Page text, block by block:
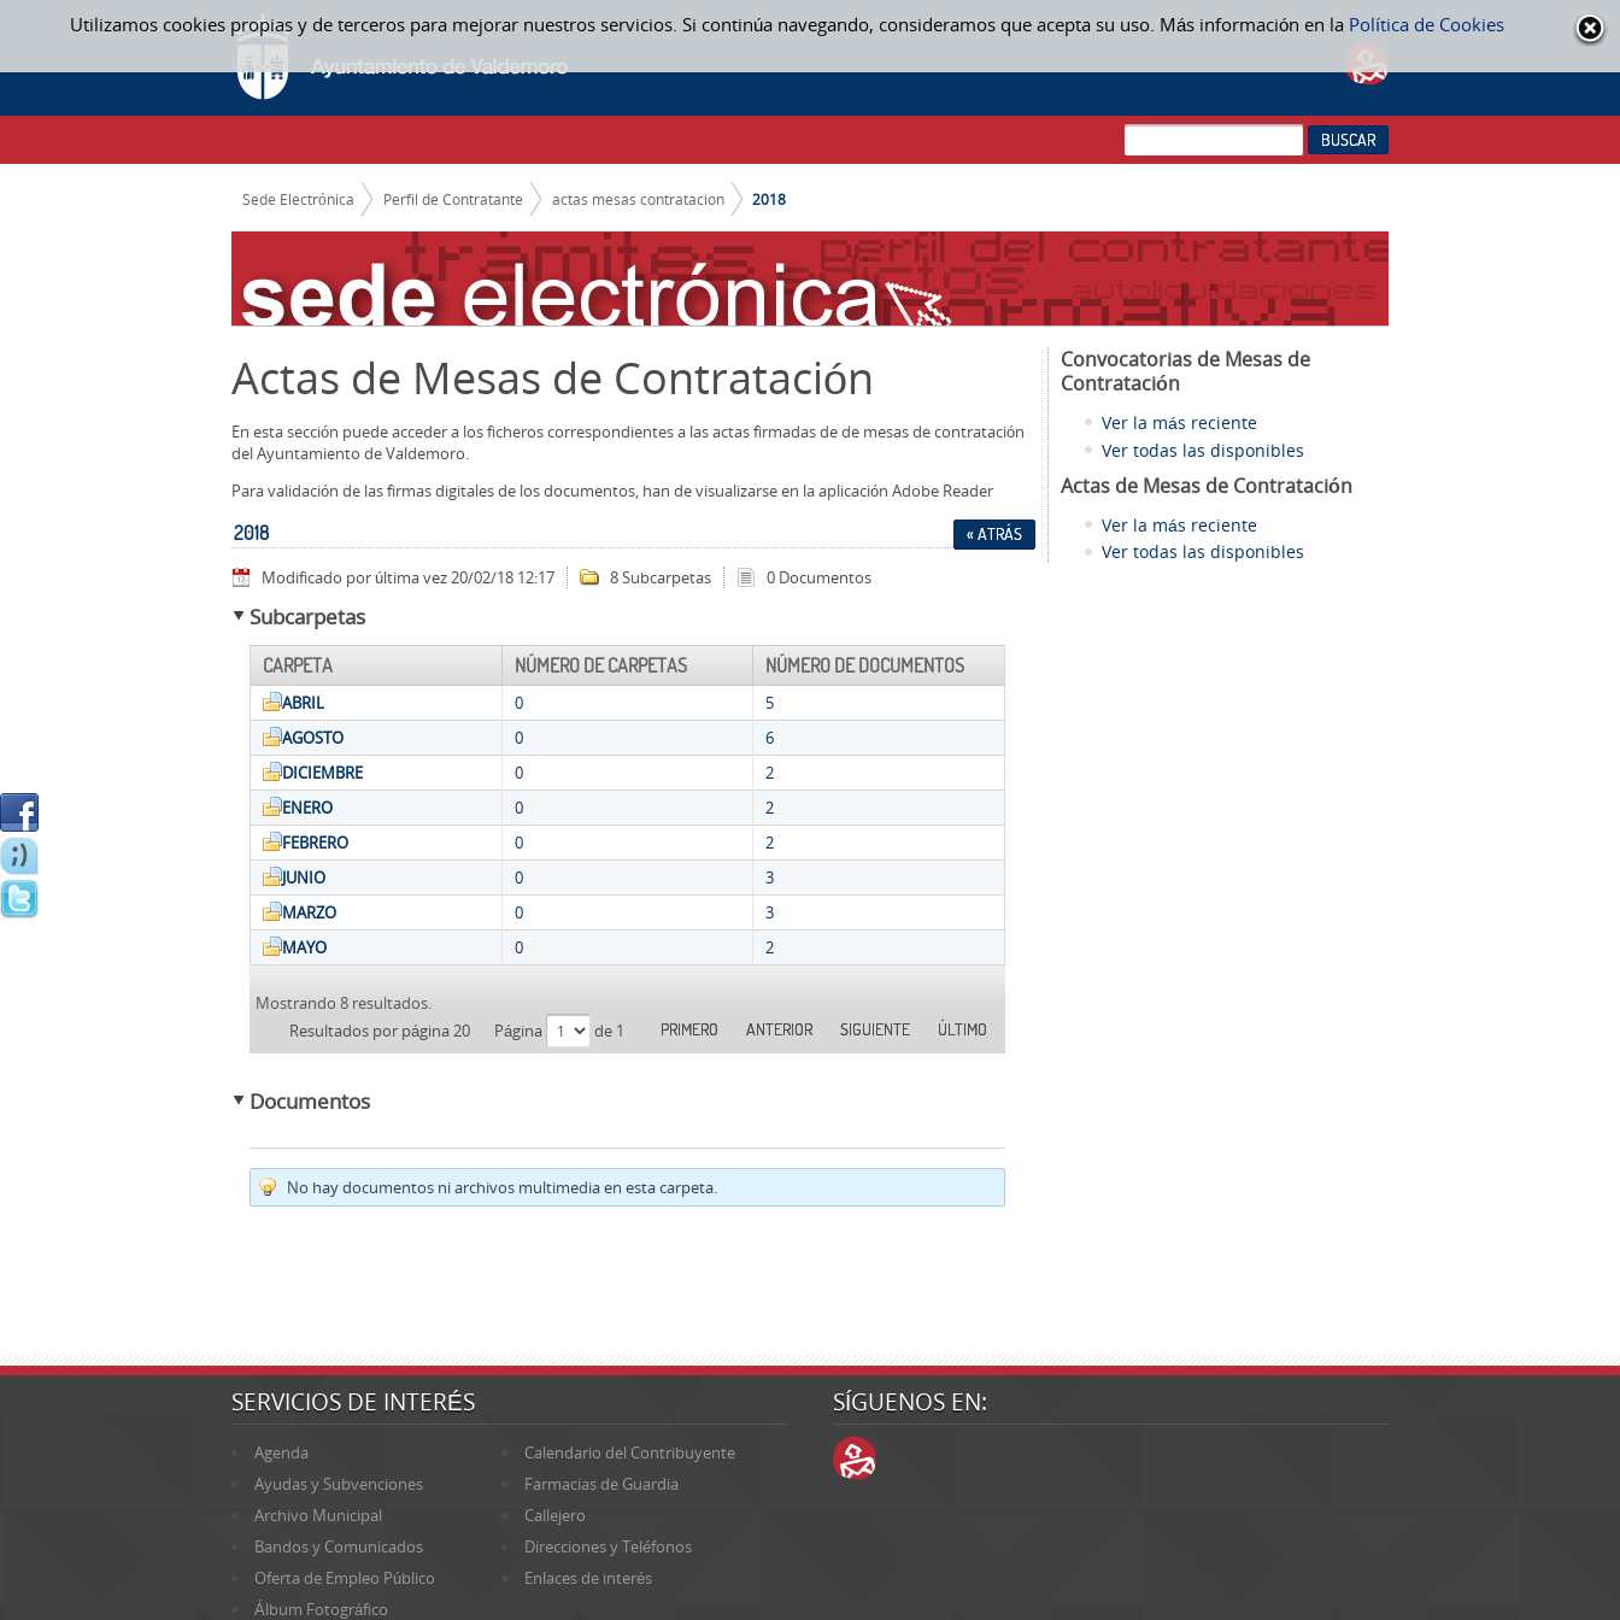
Utilizamos cookies propias y de terceros para mejorar nuestros servicios. Si continúa navegando, consideramos que acepta su uso. Más información en la Política de Cookies
Saltar al contenido
2018 - ACTAS MESAS CONTRATACION
CAMINO DE MIGAS
Sede Electrónica Perfil de Contratante actas mesas contratacion 2018
Actas de Mesas de Contratación
En esta sección puede acceder a los ficheros correspondientes a las actas firmadas de de mesas de contratación
del Ayuntamiento de Valdemoro.
Para validación de las firmas digitales de los documentos, han de visualizarse en la aplicación Adobe Reader
« ATRÁS
2018
Modificado por última vez 20/02/18 12:17 8 Subcarpetas 0 Documentos
Subcarpetas
CARPETA NÚMERO DE CARPETAS NÚMERO DE DOCUMENTOS
ABRIL 0
5
AGOSTO
0
6
DICIEMBRE
0
2
ENERO
0
2
FEBRERO
0
2
JUNIO
0
3
MARZO
0
3
MAYO
0 2
Mostrando 8 resultados.
Resultados por página 20
Página de 1 PRIMERO ANTERIOR SIGUIENTE ÚLTIMO
Documentos
No hay documentos ni archivos multimedia en esta carpeta.
Convocatorias de Mesas de
Contratación
Ver la más reciente
Ver todas las disponibles
Actas de Mesas de Contratación
Ver la más reciente
Ver todas las disponibles
SERVICIOS DE INTERÉS
Agenda
Calendario del Contribuyente
Ayudas y Subvenciones
Farmacias de Guardia
Archivo Municipal
Callejero
Bandos y Comunicados
Direcciones y Teléfonos
Oferta de Empleo Público
Enlaces de interés
Álbum Fotográfico
SÍGUENOS EN: